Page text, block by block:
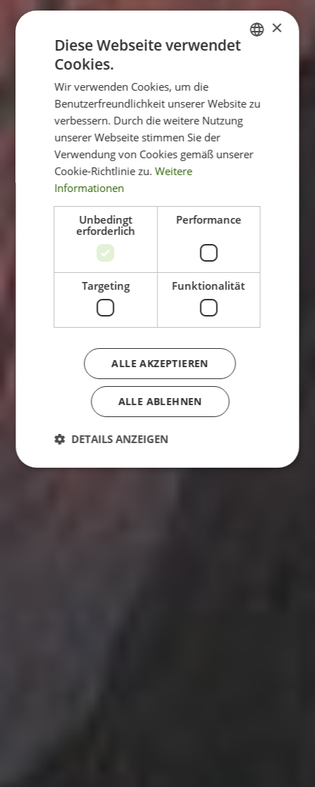
×
Diese Webseite verwendet
Cookies.
Wir verwenden Cookies, um die
Benutzerfreundlichkeit unserer Website zu
verbessern. Durch die weitere Nutzung
unserer Webseite stimmen Sie der
Verwendung von Cookies gemäß unserer
Cookie-Richtlinie zu. Weitere
Informationen
Unbedingt
erforderlich
Performance
Targeting Funktionalität
ALLE AKZEPTIEREN
ALLE ABLEHNEN
DETAILS ANZEIGEN